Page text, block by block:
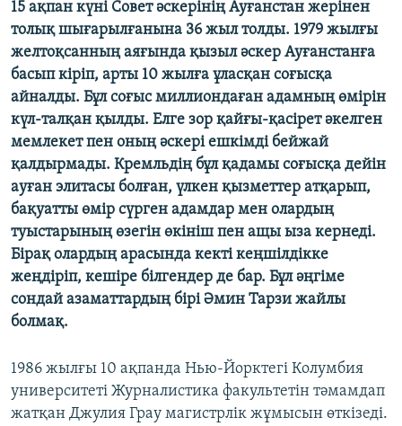
15 ақпан күні Совет әскерінің Ауғанстан жерінен
толық шығарылғанына 36жыл толды. 1979 жылғы
желтоқсанның аяғында қызыл әскер Ауғанстанға
басып кіріп, арты 10 жылға ұласқан соғысқа
айналды. Бұл соғыс миллиондаған адамның өмірін
күл-талқан қылды. Елге зор қайғы-қасірет әкелген
мемлекет пен оның әскері ешкімді бейжай
қалдырмады. Кремльдің бұл қадамы соғысқа дейін
ауған элитасы болған, үлкен қызметтер атқарып,
бақуатты өмір сүрген адамдар мен олардың
туыстарының өзегін өкініш пен ащы ыза кернеді.
Бірақ олардың арасында кекті кеңшілдікке
жеңдіріп, кешіре білгендер де бар. Бұл әңгіме
сондай азаматтардың біріӘмин Тарзи жайлы
болмақ.
1986 жылғы 10 ақпанда Нью-Йорктегі Колумбия
университеті Журналистика факультетін тәмамдап
жатқан Джулия Грау магистрлік жұмысын өткізеді.